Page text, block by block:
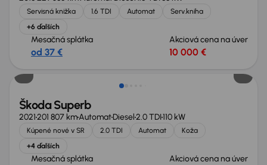
Servisná knižka 1.6 TDI Automat
Serv.kniha
+6 ďalších
Mesačná splátka
od 37 €
Akciová cena na úver
10 000 €
Možnosť odpočtu DPH
Škoda Superb
2021201 807 kmAutomatDiesel2.0 TDI110 kW
Kúpené nové v SR 2.0 TDI Automat
Koža
+4 ďalších
Mesačná splátka Akciová cena na úver